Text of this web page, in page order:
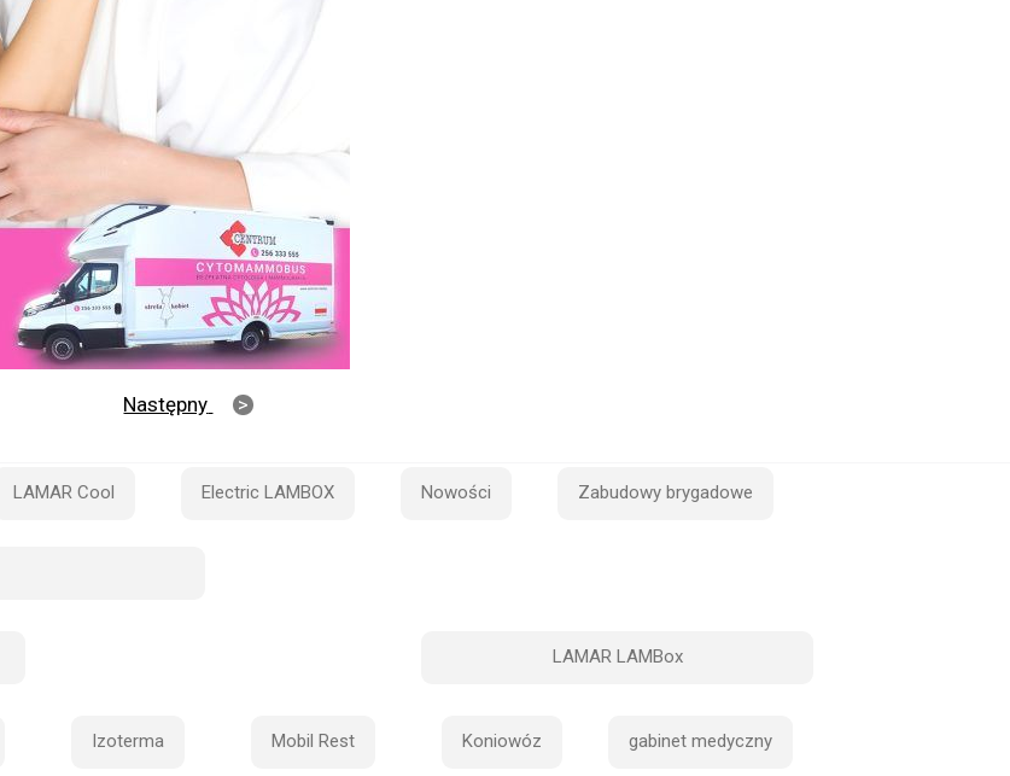
Następny
LAMAR Cool Electric LAMBOX Nowości Zabudowy brygadowe
Izoterma Mobil Rest
LAMAR LAMBox
Koniowóz gabinet medyczny